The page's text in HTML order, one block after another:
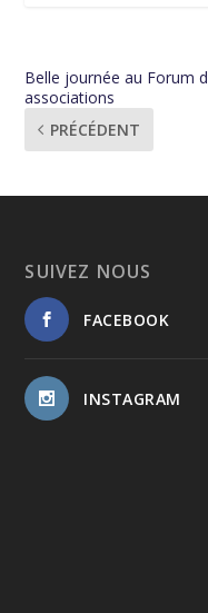
Belle journée au Forum
associations
PRÉCÉDENT
SUIVEZ NOUS
FACEBOOK
INSTAGRAM